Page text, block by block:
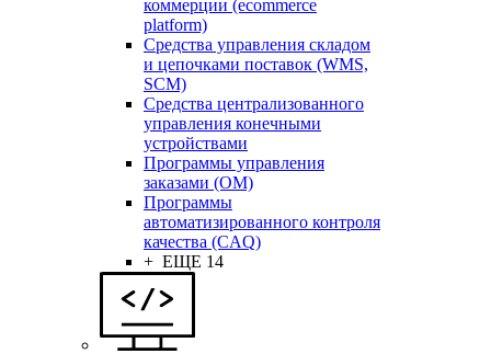
коммерции (ecommerce
platform)
Средства управления складом
и цепочками поставок (WMS,
SCM)
Средства централизованного
управления конечными
устройствами
Программы управления
заказами (OM)
Программы
автоматизированного контроля
качества (CAQ)
+ ЕЩЕ 14